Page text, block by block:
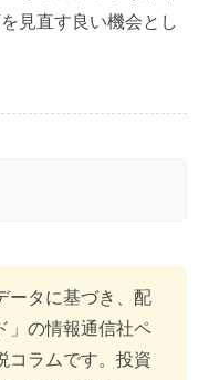
見直す良い機会とし
ータに基づき、配
」の情報通信社ペ
コラムです。投資